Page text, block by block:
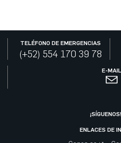
TELÉFONO DE EMERGENCIAS
(+52) 554 170 39 78
E-MAIL
ENLACES DE
¡SÍGUENOS!